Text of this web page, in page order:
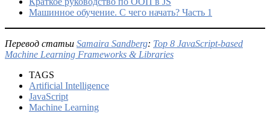
Машинное обучение. С чего начать? Часть 1
Перевод статьи Samaira Sandberg: Top 8 JavaScript-based
Machine Learning Frameworks & Libraries
TAGS
Artificial Intelligence
JavaScript
Machine Learning